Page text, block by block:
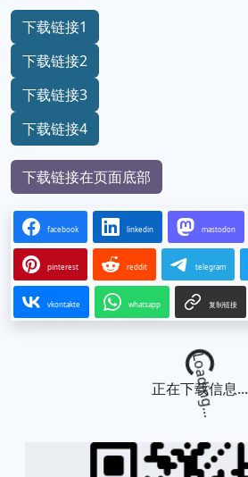
下载链接1
下载链接2
下载链接3
下载链接4
下载链接在页面底部
facebook linkedin mastodon
pinterest reddit telegram
vkontakte whatsapp 复制链接
Loading...
正在下载信息...